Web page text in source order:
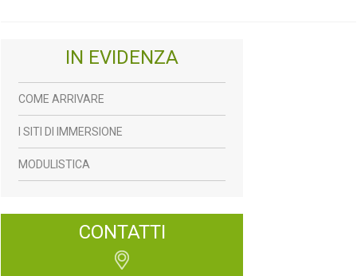
CONTATTI
IN EVIDENZA
COME ARRIVARE
I SITI DI IMMERSIONE
MODULISTICA